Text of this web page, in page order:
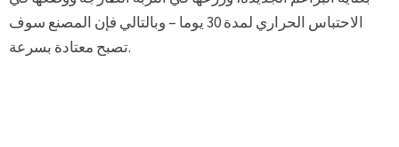
الاحتباس الحراري لمدة 30 يوما – وبالتالي فإن المصنع سوف
تصبح معتادة بسرعة.